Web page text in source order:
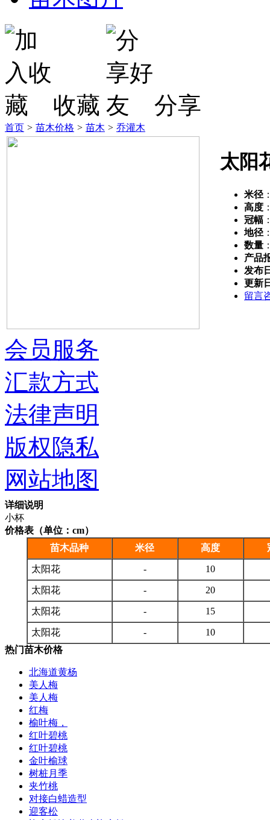
收藏 分享
首页 > 苗木价格 > 苗木 > 乔灌木
太阳
米径
高度
冠幅
地径
数量
产品
发布
更新
留言
详细说明
小杯
价格表（单位：cm）
苗木品种
米径 高度
太阳花 - 10
太阳花 - 20
太阳花 - 15
太阳花 -
10
热门苗木价格
北海道黄杨
美人梅
美人梅
红梅
榆叶梅，
红叶碧桃
红叶碧桃
金叶榆球
树桩月季
夹竹桃
对接白蜡造型
迎客松
会员服务
汇款方式
法律声明
版权隐私
网站地图